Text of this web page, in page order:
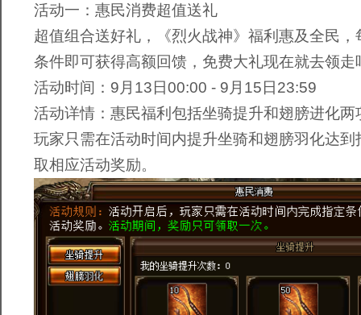
活动一：惠民消费超值送礼
超值组合送好礼，《烈火战神》福利惠及全民
条件即可获得高额回馈，免费大礼现在就去领走
活动时间：9月13日00:00 - 9月15日23:59
活动详情：惠民福利包括坐骑提升和翅膀进化两
玩家只需在活动时间内提升坐骑和翅膀羽化达到
取相应活动奖励。